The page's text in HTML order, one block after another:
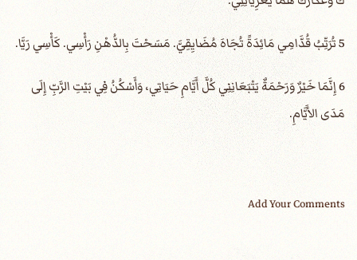
5 تُرَتِّبُ قُدَّامِي مَائِدَةً تُجَاهَ مُضَايِقِيَّ. مَسَحْتَ بِالدُّهْنِ رَأْسِي. كَأْسِي رَيَّا.
6 إِنَّمَا خَيْرٌ وَرَحْمَةٌ يَتْبَعَانِنِي كُلَّ أَيَّامِ حَيَاتِي، وَأَسْكُنُ فِي بَيْتِ الرَّبِّ إِلَى
مَدَى الأَيَّامِ.
Add Your Comments